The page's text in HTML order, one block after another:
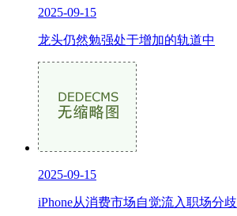
2025-09-15
龙头仍然勉强处于增加的轨道中
2025-09-15
iPhone从消费市场自觉流入职场分歧